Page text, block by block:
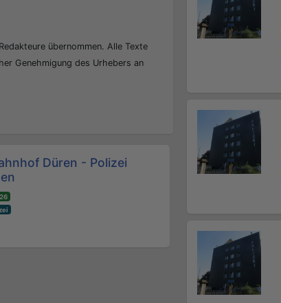
übernommen. Alle Texte
Genehmigung des Urhebers an
Düren - Polizei